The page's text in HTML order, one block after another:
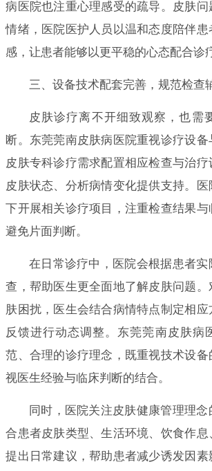
病医院也注重心理感受的疏导。皮肤
情绪，医院医护人员以温和态度陪伴
感，让患者能够以更平稳的心态配合诊
三、设备技术配套完善，规范检查
皮肤诊疗离不开细致观察，也需
断。东莞莞南皮肤病医院重视诊疗设
皮肤专科诊疗需求配置相应检查与治
皮肤状态、分析病情变化提供支持。
下开展相关诊疗项目，注重检查结果与
避免片面判断。
在日常诊疗中，医院会根据患者
查，帮助医生更全面地了解皮肤问题
肤困扰，医生会结合病情特点制定相
反馈进行动态调整。东莞莞南皮肤病
范、合理的诊疗理念，既重视技术设
视医生经验与临床判断的结合。
同时，医院关注皮肤健康管理理
合患者皮肤类型、生活环境、饮食作
提出日常建议，帮助患者减少诱发因